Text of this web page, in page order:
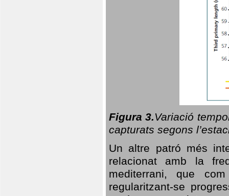
Figura 3.Variació
capturats segons
Un altre patró més
relacionat amb la
mediterrani, que
regularitzant-se